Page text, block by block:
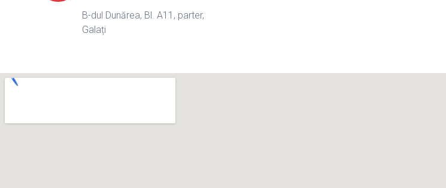
B-dul Dunărea, Bl. A11, parter,
Galați